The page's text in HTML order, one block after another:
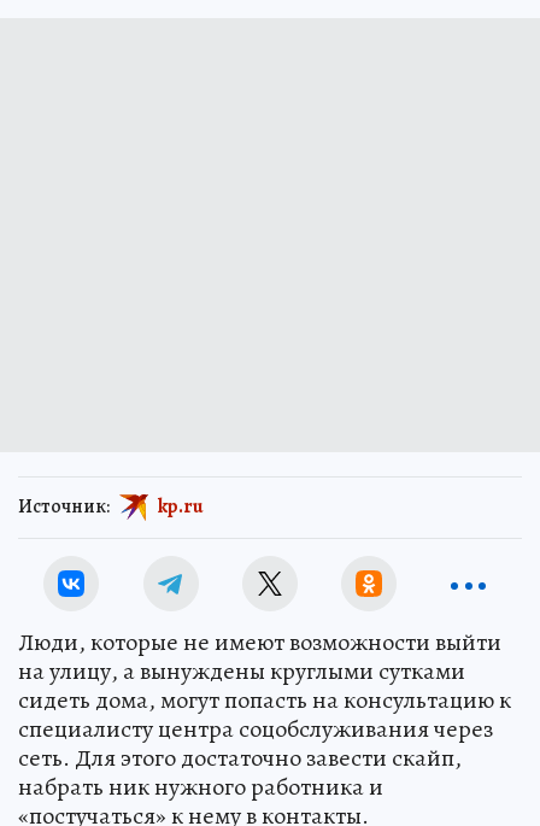
Источник: kp.ru
Люди, которые не имеют возможности выйти
на улицу, а вынуждены круглыми сутками
сидеть дома, могут попасть на консультацию к
специалисту центра соцобслуживания через
сеть. Для этого достаточно завести скайп,
набрать ник нужного работника и
«постучаться» к нему в контакты.